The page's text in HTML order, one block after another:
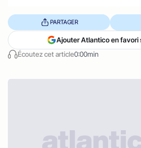
Écoutez cet article0:00min
PARTAGER
Ajouter Atlantico en favori